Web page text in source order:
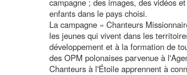
campagne ; des images, des vidéos
enfants dans le pays choisi.
La campagne « Chanteurs
les jeunes qui vivent dans les
développement et à la formation de
des OPM polonaises parvenue à
Chanteurs à l'Étoile apprennent à